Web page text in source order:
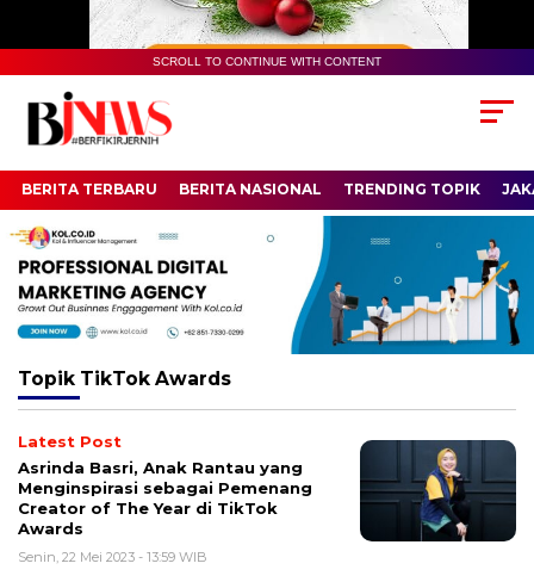
SCROLL TO CONTINUE WITH CONTENT
BERITA TERBARU BERITA NASIONAL TRENDING TOPIK
Topik TikTok Awards
Latest Post
Asrinda Basri, Anak Rantau yang
Menginspirasi sebagai Pemenang
Creator of The Year di TikTok
Awards
Senin, 22 Mei 2023 - 13:59 WIB